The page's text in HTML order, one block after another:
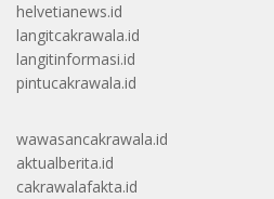
helvetianews.id
langitcakrawala.id
langitinformasi.id
pintucakrawala.id
wawasancakrawala.id
aktualberita.id
cakrawalafakta.id